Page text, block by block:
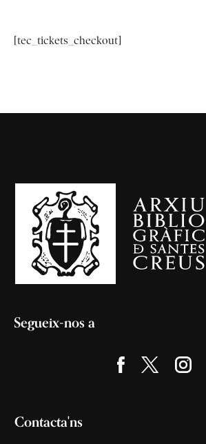
[tec_tickets_checkout]
Segueix-nos a
Contacta'ns